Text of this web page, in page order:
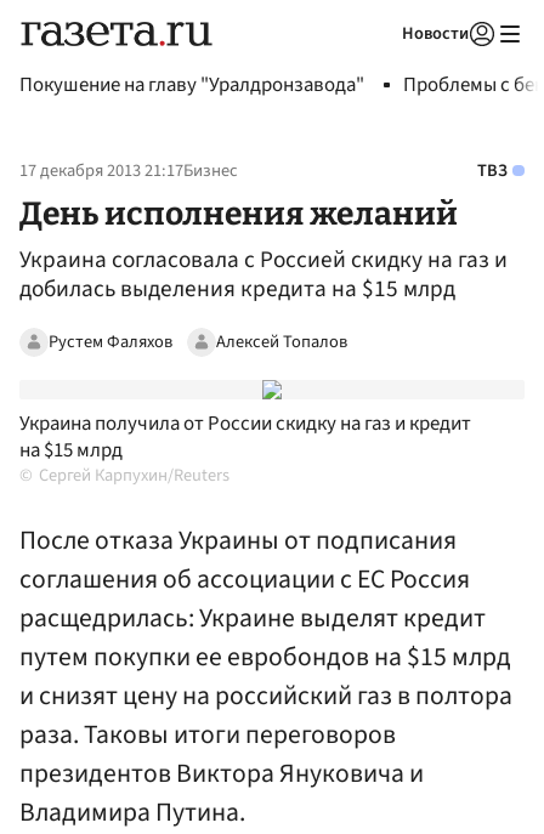
Новости
Покушение на главу "Уралдронзавода" Проблемы с
17 декабря 2013 21:17Бизнес ТВЗ
День исполнения желаний
Украина согласовала с Россией скидку на газ и
добилась выделения кредита на $15 млрд
Рустем Фаляхов Алексей Топалов
Украина получила от России скидку на газ и кредит
на $15 млрд
Сергей Карпухин/Reuters
После отказа Украины от подписания
соглашения об ассоциации с ЕС Россия
расщедрилась: Украине выделят кредит
путем покупки ее евробондов на $15 млрд
и снизят цену на российский газ в полтора
раза. Таковы итоги переговоров
президентов Виктора Януковича и
Владимира Путина.